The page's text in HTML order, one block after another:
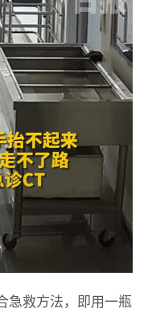
急救方法，即用一瓶